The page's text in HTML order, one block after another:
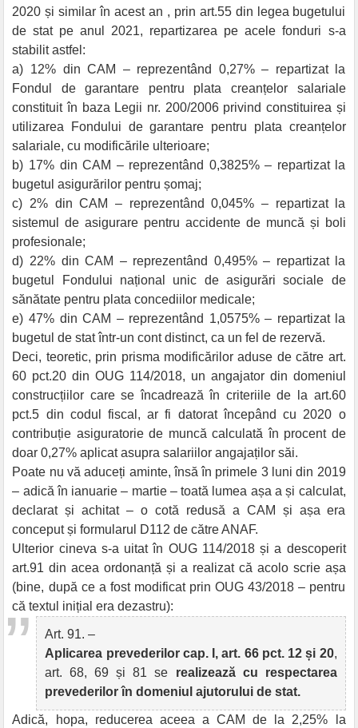
2020 și similar în acest an , prin art.55 din legea bugetului
de stat pe anul 2021, repartizarea pe acele fonduri s-a
stabilit astfel:
a) 12% din CAM – reprezentând 0,27% – repartizat la
Fondul de garantare pentru plata creanțelor salariale
constituit în baza Legii nr. 200/2006 privind constituirea și
utilizarea Fondului de garantare pentru plata creanțelor
salariale, cu modificările ulterioare;
b) 17% din CAM – reprezentând 0,3825% – repartizat la
bugetul asigurărilor pentru șomaj;
c) 2% din CAM – reprezentând 0,045% – repartizat la
sistemul de asigurare pentru accidente de muncă și boli
profesionale;
d) 22% din CAM – reprezentând 0,495% – repartizat la
bugetul Fondului național unic de asigurări sociale de
sănătate pentru plata concediilor medicale;
e) 47% din CAM – reprezentând 1,0575% – repartizat la
bugetul de stat într-un cont distinct, ca un fel de rezervă.
Deci, teoretic, prin prisma modificărilor aduse de către art.
60 pct.20 din OUG 114/2018, un angajator din domeniul
construcțiilor care se încadrează în criteriile de la art.60
pct.5 din codul fiscal, ar fi datorat începând cu 2020 o
contribuție asiguratorie de muncă calculată în procent de
doar 0,27% aplicat asupra salariilor angajaților săi.
Poate nu vă aduceți aminte, însă în primele 3 luni din 2019
– adică în ianuarie – martie – toată lumea așa a și calculat,
declarat și achitat – o cotă redusă a CAM și așa era
conceput și formularul D112 de către ANAF.
Ulterior cineva s-a uitat în OUG 114/2018 și a descoperit
art.91 din acea ordonanță și a realizat că acolo scrie așa
(bine, după ce a fost modificat prin OUG 43/2018 – pentru
că textul inițial era dezastru):
Art. 91. –
Aplicarea prevederilor cap. I, art. 66 pct. 12 și 20,
art. 68, 69 și 81 se realizează cu respectarea
prevederilor în domeniul ajutorului de stat.
Adică, hopa, reducerea aceea a CAM de la 2,25% la